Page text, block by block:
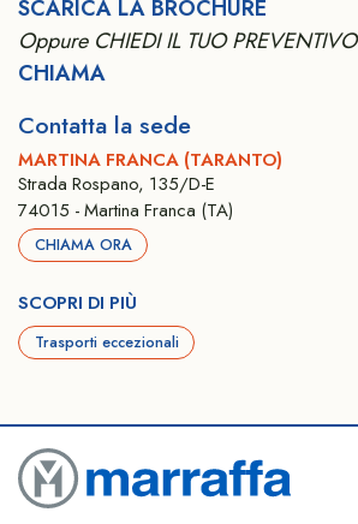
SCARICA LA BROCHURE
Oppure CHIEDI IL TUO PREVENTIVO
CHIAMA
Contatta la sede
MARTINA FRANCA (TARANTO)
Strada Rospano, 135/D-E
74015 - Martina Franca (TA)
CHIAMA ORA
SCOPRI DI PIÙ
Trasporti eccezionali